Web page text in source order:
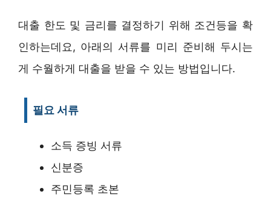
대출 한도 및 금리를 결정하기 위해 조건등을 확
인하는데요, 아래의 서류를 미리 준비해 두시는
게 수월하게 대출을 받을 수 있는 방법입니다.
필요 서류
소득 증빙 서류
신분증
주민등록 초본